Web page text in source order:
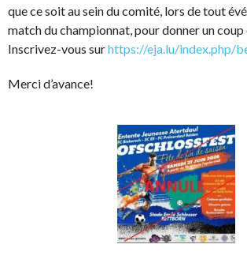
que ce soit au sein du comité, lors de tout
match du championnat, pour donner un coup
Inscrivez-vous surhttps://eja.lu/index.php/
Merci d’avance!